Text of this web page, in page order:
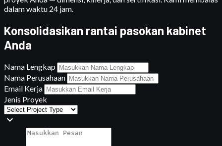
dalam waktu 24 jam.
Konsolidasikan rantai pasokan kabinet
Anda
Nama Lengkap
Nama Perusahaan
Email Kerja
Jenis Proyek
expand_more